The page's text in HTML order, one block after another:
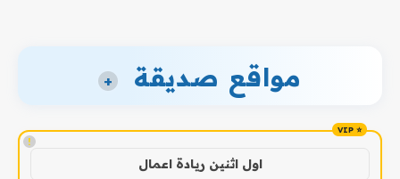
مواقع صديقة +
!
اول اثنين ريادة اعمال